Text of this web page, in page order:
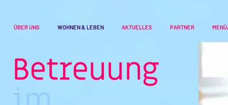
ÜBER UNS WOHNEN & LEBEN AKTUELLES PARTNER
Betreuung